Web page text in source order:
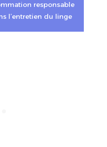
responsable
l’entretien du linge